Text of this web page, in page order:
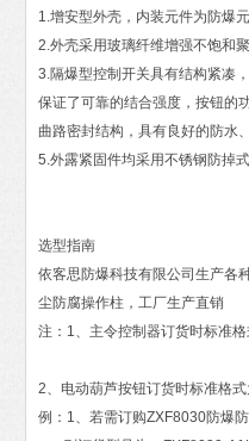
1.增安型外壳，内装元件为防爆
2.外壳采用玻璃纤维增强不饱和
3.隔爆型控制开关具有结构紧凑
保证了可靠的结合强度，按钮的
曲路密封结构，具有良好的防水
5.外露紧固件均采用不锈钢防掉
选型指南
依客思防爆科技有限公司生产各
尘防腐操作柱，工厂生产直销
注：1、主令控制器订货时标准
2、电动葫芦按钮订货时标准格
例：1、若需订购ZXF8030防爆